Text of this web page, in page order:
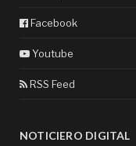
Facebook
Youtube
RSS Feed
NOTICIERO DIGITAL